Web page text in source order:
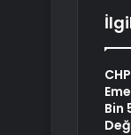
Bin